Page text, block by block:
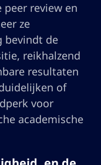
review en
ze
bevindt de
reikhalzend
resultaten
of
voor
academische